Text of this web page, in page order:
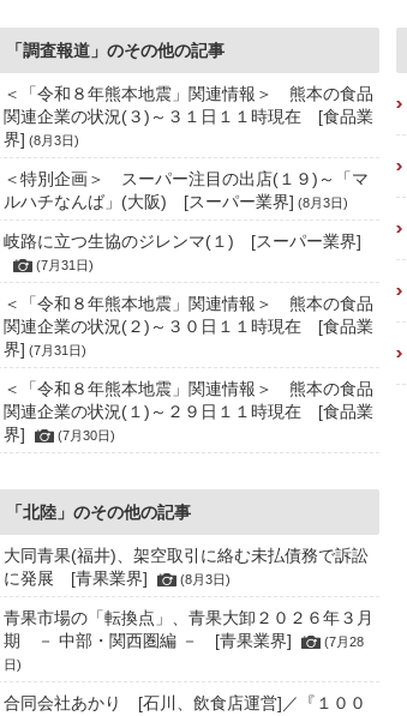
「調査報道」のその他の記事
＜「令和８年熊本地震」関連情報＞ 熊本の食品
関連企業の状況(３)～３１日１１時現在 [食品業
界] (8月3日)
＜特別企画＞ スーパー注目の出店(１９)～「マ
ルハチなんば」(大阪) [スーパー業界] (8月3日)
岐路に立つ生協のジレンマ(１) [スーパー業界]
(7月31日)
＜「令和８年熊本地震」関連情報＞ 熊本の食品
関連企業の状況(２)～３０日１１時現在 [食品業
界] (7月31日)
＜「令和８年熊本地震」関連情報＞ 熊本の食品
関連企業の状況(１)～２９日１１時現在 [食品業
界]
(7月30日)
「北陸」のその他の記事
大同青果(福井)、架空取引に絡む未払債務で訴訟
に発展 [青果業界]
(8月3日)
青果市場の「転換点」、青果大卸２０２６年３月
期 － 中部・関西圏編 － [青果業界]
(7月28
日)
合同会社あかり [石川、飲食店運営]／『１００